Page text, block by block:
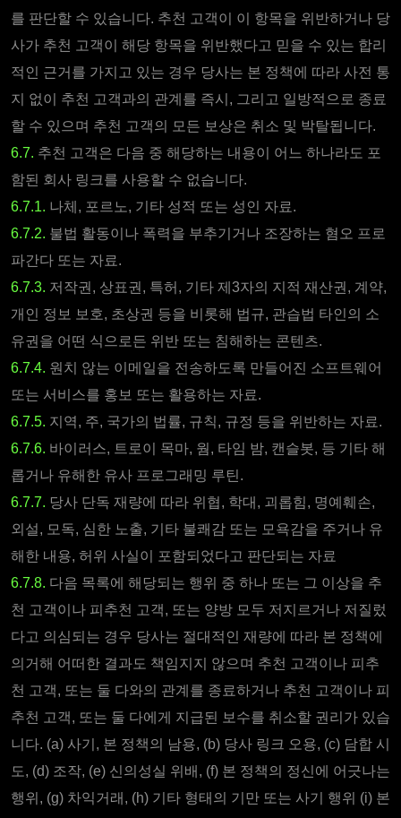
를 판단할 수 있습니다. 추천 고객이 이 항목을 위반하거나 당
사가 추천 고객이 해당 항목을 위반했다고 믿을 수 있는 합리
적인 근거를 가지고 있는 경우 당사는 본 정책에 따라 사전 통
지 없이 추천 고객과의 관계를 즉시, 그리고 일방적으로 종료
할 수 있으며 추천 고객의 모든 보상은 취소 및 박탈됩니다.
6.7. 추천 고객은 다음 중 해당하는 내용이 어느 하나라도 포
함된 회사 링크를 사용할 수 없습니다.
6.7.1. 나체, 포르노, 기타 성적 또는 성인 자료.
6.7.2. 불법 활동이나 폭력을 부추기거나 조장하는 혐오 프로
파간다 또는 자료.
6.7.3. 저작권, 상표권, 특허, 기타 제3자의 지적 재산권, 계약,
개인 정보 보호, 초상권 등을 비롯해 법규, 관습법 타인의 소
유권을 어떤 식으로든 위반 또는 침해하는 콘텐츠.
6.7.4. 원치 않는 이메일을 전송하도록 만들어진 소프트웨어
또는 서비스를 홍보 또는 활용하는 자료.
6.7.5. 지역, 주, 국가의 법률, 규칙, 규정 등을 위반하는 자료.
6.7.6. 바이러스, 트로이 목마, 웜, 타임 밤, 캔슬봇, 등 기타 해
롭거나 유해한 유사 프로그래밍 루틴.
6.7.7. 당사 단독 재량에 따라 위협, 학대, 괴롭힘, 명예훼손,
외설, 모독, 심한 노출, 기타 불쾌감 또는 모욕감을 주거나 유
해한 내용, 허위 사실이 포함되었다고 판단되는 자료
6.7.8. 다음 목록에 해당되는 행위 중 하나 또는 그 이상을 추
천 고객이나 피추천 고객, 또는 양방 모두 저지르거나 저질렀
다고 의심되는 경우 당사는 절대적인 재량에 따라 본 정책에
의거해 어떠한 결과도 책임지지 않으며 추천 고객이나 피추
천 고객, 또는 둘 다와의 관계를 종료하거나 추천 고객이나 피
추천 고객, 또는 둘 다에게 지급된 보수를 취소할 권리가 있습
니다. (a) 사기, 본 정책의 남용, (b) 당사 링크 오용, (c) 담합 시
도, (d) 조작, (e) 신의성실 위배, (f) 본 정책의 정신에 어긋나는
행위, (g) 차익거래, (h) 기타 형태의 기만 또는 사기 행위 (i) 본